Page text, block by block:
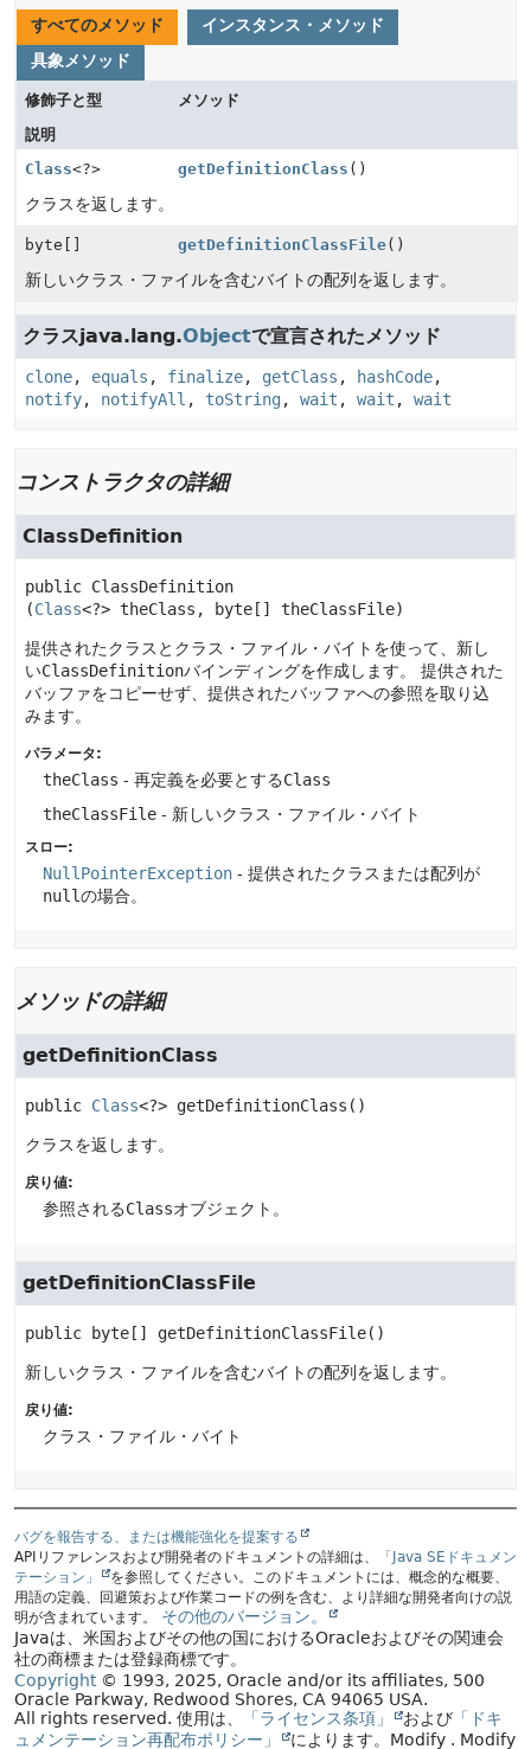
すべてのメソッド
インスタンス・メソッド
具象メソッド
修飾子と型
メソッド
説明
Class<?> getDefinitionClass ()
クラスを返します。
byte[] getDefinitionClassFile()
新しいクラス・ファイルを含むバイトの配列を返します。
クラスjava.lang.Objectで宣言されたメソッド
clone, equals , finalize, getClass , hashCode,
notify, notifyAll , toString, wait , wait , wait
コンストラクタの詳細
ClassDefinition
public ClassDefinition
(Class<?> theClass, byte[] theClassFile)
提供されたクラスとクラス・ファイル・バイトを使って、新し
いClassDefinitionバインディングを作成します。
提供された
バッファをコピーせず、提供されたバッファへの参照を取り込
みます。
パラメータ:
theClass - 再定義を必要とするClass
theClassFile - 新しいクラス・ファイル・バイト
スロー:
NullPointerException - 提供されたクラスまたは配列が
nullの場合。
メソッドの詳細
getDefinitionClass
public Class<?> getDefinitionClass ()
クラスを返します。
戻り値:
参照されるClassオブジェクト。
getDefinitionClassFile
public byte[] getDefinitionClassFile()
新しいクラス・ファイルを含むバイトの配列を返します。
戻り値:
クラス・ファイル・バイト
バグを報告する、または機能強化を提案する
APIリファレンスおよび開発者のドキュメントの詳細は、
「Java SEドキュメン
テーション」
を参照してください。このドキュメントには、概念的な概要、
用語の定義、回避策および作業コードの例を含む、より詳細な開発者向けの説
明が含まれています。
その他のバージョン。
Javaは、米国およびその他の国におけるOracleおよびその関連会
社の商標または登録商標です。
Copyright© 1993, 2025, Oracle and/or its affiliates, 500
Oracle Parkway, Redwood Shores, CA 94065 USA.
All rights reserved. 使用は、 「ライセンス条項」 および 「ドキ
ュメンテーション再配布ポリシー」
によります。 Modify . Modify